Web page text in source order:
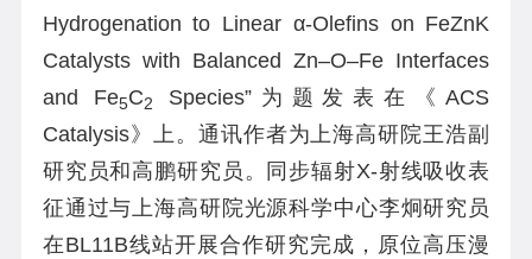
Hydrogenation to Linear α-Olefins on FeZnK
Catalysts with Balanced Zn–O–Fe Interfaces
and Fe5C2
Species”为题发表在《ACS
Catalysis》上。通讯作者为上海高研院王浩副
研究员和高鹏研究员。同步辐射X-射线吸收表
征通过与上海高研院光源科学中心李炯研究员
在BL11B线站开展合作研究完成，原位高压漫